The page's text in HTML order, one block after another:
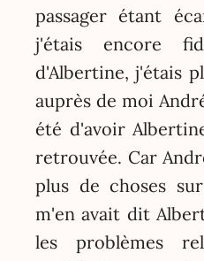
passager étant
j'étais encore
d'Albertine, j'étais
auprès de moi
été d'avoir
retrouvée. Car
plus de choses
m'en avait dit
les problèmes